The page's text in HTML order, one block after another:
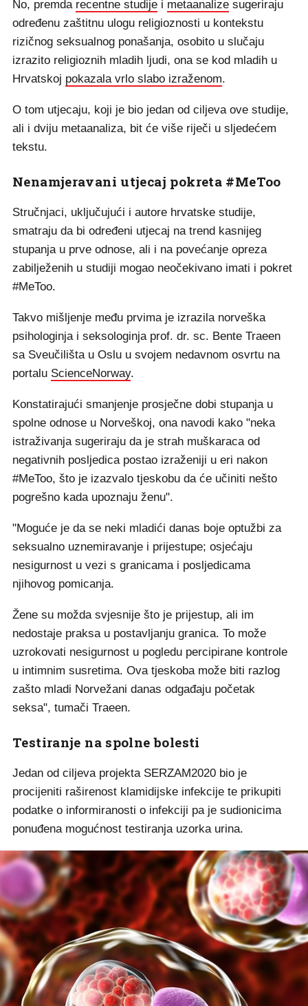
No, premda recentne studije i metaanalize sugeriraju
određenu zaštitnu ulogu religioznosti u kontekstu
rizičnog seksualnog ponašanja, osobito u slučaju
izrazito religioznih mladih ljudi, ona se kod mladih u
Hrvatskoj pokazala vrlo slabo izraženom.
O tom utjecaju, koji je bio jedan od ciljeva ove studije,
ali i dviju metaanaliza, bit će više riječi u sljedećem
tekstu.
Nenamjeravani utjecaj pokreta #MeToo
Stručnjaci, uključujući i autore hrvatske studije,
smatraju da bi određeni utjecaj na trend kasnijeg
stupanja u prve odnose, ali i na povećanje opreza
zabilježenih u studiji mogao neočekivano imati i pokret
#MeToo.
Takvo mišljenje među prvima je izrazila norveška
psihologinja i seksologinja prof. dr. sc. Bente Traeen
sa Sveučilišta u Oslu u svojem nedavnom osvrtu na
portalu ScienceNorway.
Konstatirajući smanjenje prosječne dobi stupanja u
spolne odnose u Norveškoj, ona navodi kako "neka
istraživanja sugeriraju da je strah muškaraca od
negativnih posljedica postao izraženiji u eri nakon
#MeToo, što je izazvalo tjeskobu da će učiniti nešto
pogrešno kada upoznaju ženu".
"Moguće je da se neki mladići danas boje optužbi za
seksualno uznemiravanje i prijestupe; osjećaju
nesigurnost u vezi s granicama i posljedicama
njihovog pomicanja.
Žene su možda svjesnije što je prijestup, ali im
nedostaje praksa u postavljanju granica. To može
uzrokovati nesigurnost u pogledu percipirane kontrole
u intimnim susretima. Ova tjeskoba može biti razlog
zašto mladi Norvežani danas odgađaju početak
seksa", tumači Traeen.
Testiranje na spolne bolesti
Jedan od ciljeva projekta SERZAM2020 bio je
procijeniti raširenost klamidijske infekcije te prikupiti
podatke o informiranosti o infekciji pa je sudionicima
ponuđena mogućnost testiranja uzorka urina.